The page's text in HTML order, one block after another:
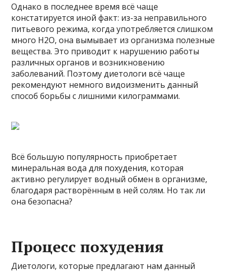
Однако в последнее время всё чаще
констатируется иной факт: из-за неправильного
питьевого режима, когда употребляется слишком
много H2O, она вымывает из организма полезные
вещества. Это приводит к нарушению работы
различных органов и возникновению
заболеваний. Поэтому диетологи всё чаще
рекомендуют немного видоизменить данный
способ борьбы с лишними килограммами.
Всё большую популярность приобретает
минеральная вода для похудения, которая
активно регулирует водный обмен в организме,
благодаря растворённым в ней солям. Но так ли
она безопасна?
Процесс похудения
Диетологи, которые предлагают нам данный